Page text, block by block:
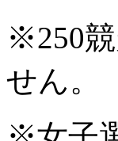
※250
せん。